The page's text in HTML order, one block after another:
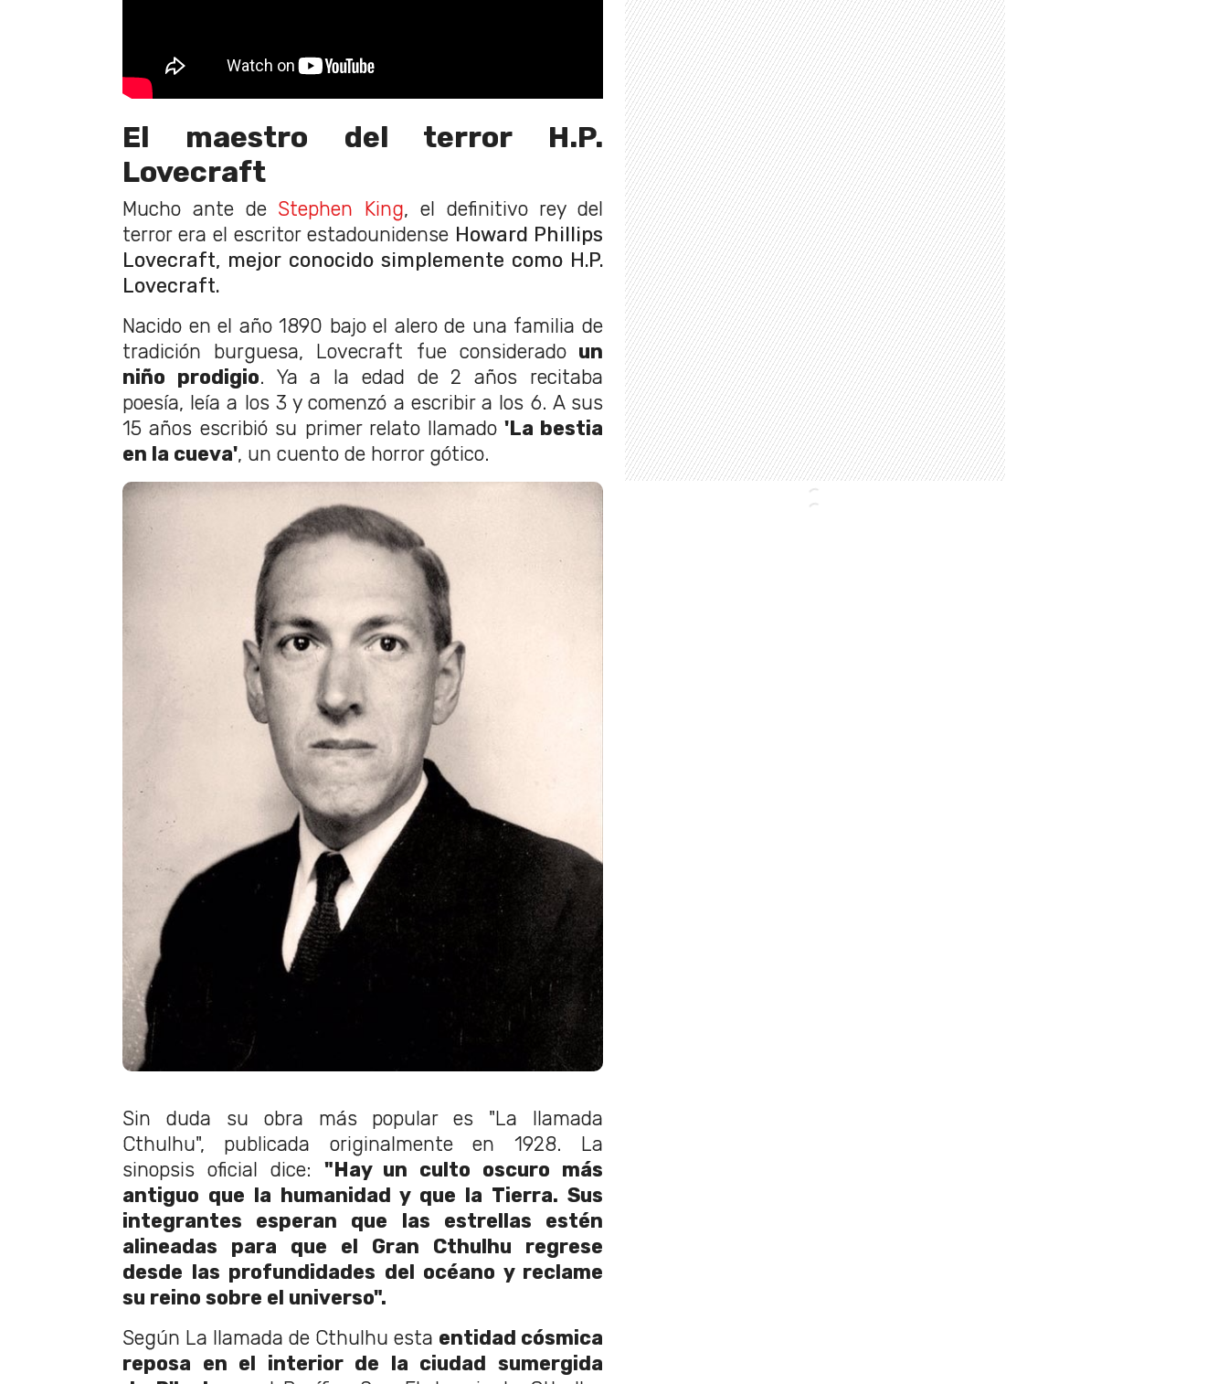
El maestro del terror H.P.
Lovecraft
Mucho ante de Stephen King, el definitivo rey del
terror era el escritor estadounidense Howard Phillips
Lovecraft, mejor conocido simplemente como H.P.
Lovecraft.
Nacido en el año 1890 bajo el alero de una familia de
tradición burguesa, Lovecraft fue consideradoun
niño prodigio. Ya a la edad de 2 años recitaba
poesía, leía a los 3 y comenzó a escribir a los 6. A sus
15 años escribió su primer relato llamado 'La bestia
en la cueva', un cuento de horror gótico.
Sin duda su obra más popular es "La llamada
Cthulhu", publicada originalmente en 1928. La
sinopsis oficial dice: "Hay un culto oscuro más
antiguo que la humanidad y que la Tierra. Sus
integrantes esperan que las estrellas estén
alineadas para que el Gran Cthulhu regrese
desde las profundidades del océano y reclame
su reino sobre el universo".
Según La llamada de Cthulhu esta entidad cósmica
reposa en el interior de la ciudad sumergida